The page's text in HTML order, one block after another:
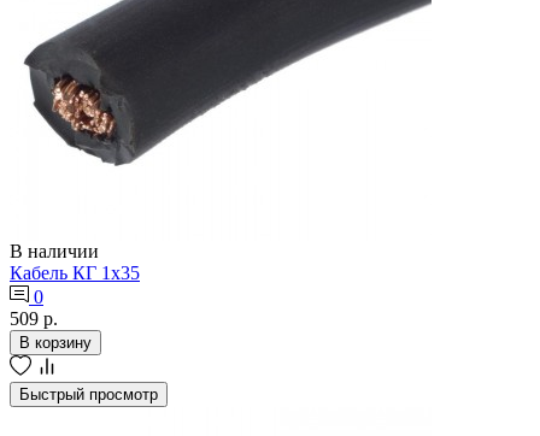
В наличии
Кабель КГ 1х35
0
509 р.
В корзину
Быстрый просмотр